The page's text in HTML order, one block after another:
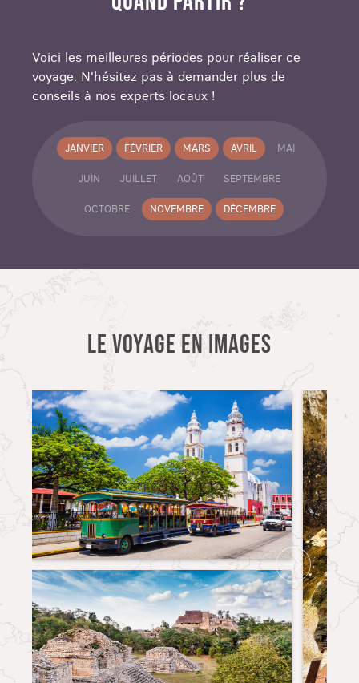
Réalisez tous vos projets de
exceptionnel. Préparez-vous à vivre des
moments inoubliables et à créer des souvenirs
que vous chérirez toute votre vie. Votre aventure
Voici les meilleures périodes pour réaliser ce
voyage. N'hésitez pas à demander plus de
conseils à nos experts locaux !
JANVIER FÉVRIER MARS AVRIL MAI
JUIN JUILLET AOÛT SEPTEMBRE
OCTOBRE NOVEMBRE DÉCEMBRE
LE VOYAGE EN IMAGES